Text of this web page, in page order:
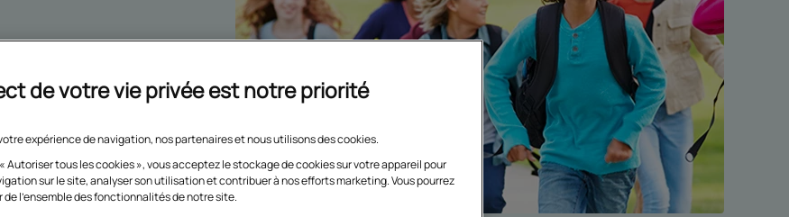
ou par matière, le
en école primaire
de votre vie privée est notre priorité
expérience de navigation, nos partenaires et nous utilisons des cookies.
Autoriser tous les cookies », vous acceptez le stockage de cookies sur votre appareil pour
sur le site, analyser son utilisation et contribuer à nos efforts marketing. Vous pourrez
de l'ensemble des fonctionnalités de notre site.